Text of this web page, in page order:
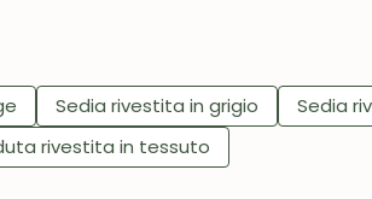
Sedia rivestita in grigio Sedia
rivestita in tessuto